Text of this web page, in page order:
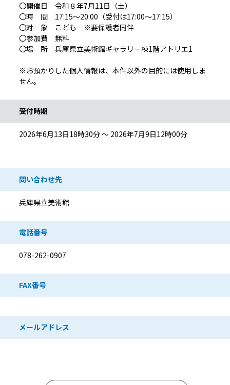
〇開催日 令和８年7月11日（土）
〇時 間 17:15～20:00（受付は17:00～17:15）
〇対 象 こども ※要保護者同伴
〇参加費 無料
〇場 所 兵庫県立美術館ギャラリー棟1階アトリエ1
※お預かりした個人情報は、本件以外の目的には使用しま
せん。
受付時期
2026年6月13日18時30分 ～ 2026年7月9日12時00分
問い合わせ先
兵庫県立美術館
電話番号
078-262-0907
FAX番号
メールアドレス